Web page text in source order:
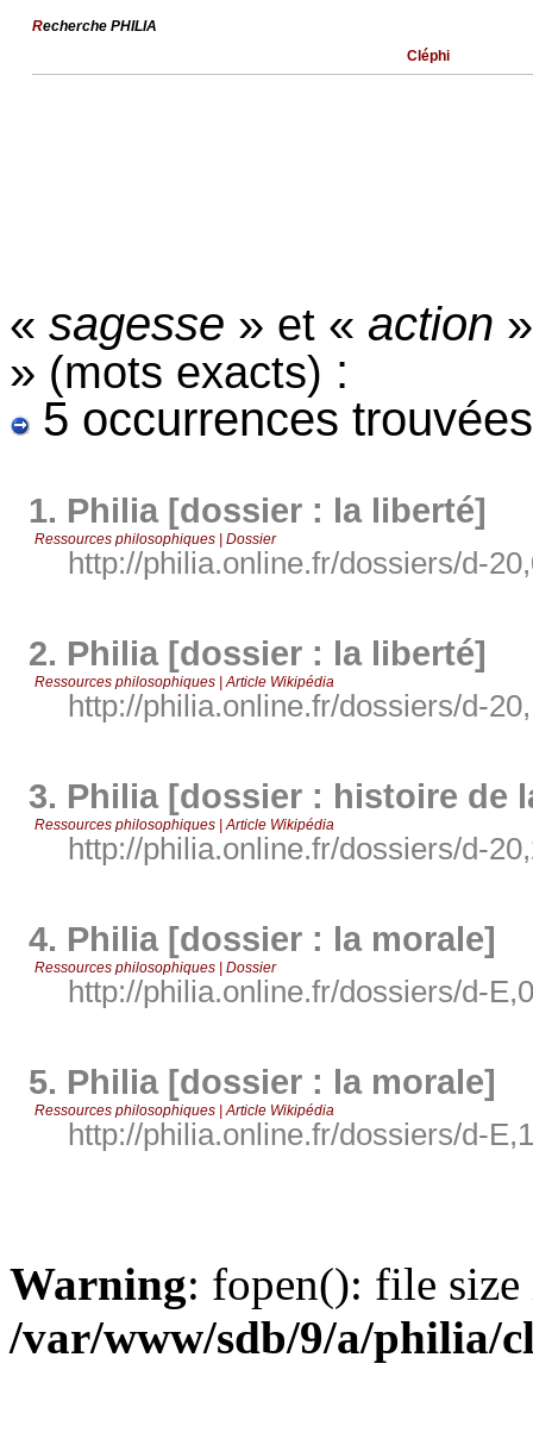
Recherche PHILIA
Cléphi
« sagesse » et « action
» (mots exacts) :
5 occurrences
1. Philia [dossier : la liberté]
Ressources philosophiques | Dossier
http://philia.online.fr/dossiers/d-
2. Philia [dossier : la liberté]
Ressources philosophiques | Article Wikipédia
http://philia.online.fr/dossiers/d-
3. Philia [dossier : histoire de
Ressources philosophiques | Article Wikipédia
http://philia.online.fr/dossiers/d-
4. Philia [dossier : la morale]
Ressources philosophiques | Dossier
http://philia.online.fr/dossiers/d-
5. Philia [dossier : la morale]
Ressources philosophiques | Article Wikipédia
http://philia.online.fr/dossiers/d-
Warning: fopen(): file
/var/www/sdb/9/a/philia/